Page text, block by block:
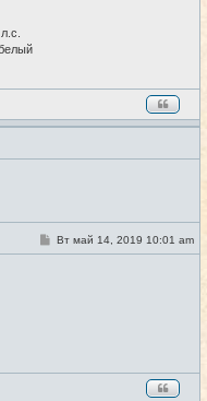
#5
С
о
Вт май 14, 2019 10:01 am